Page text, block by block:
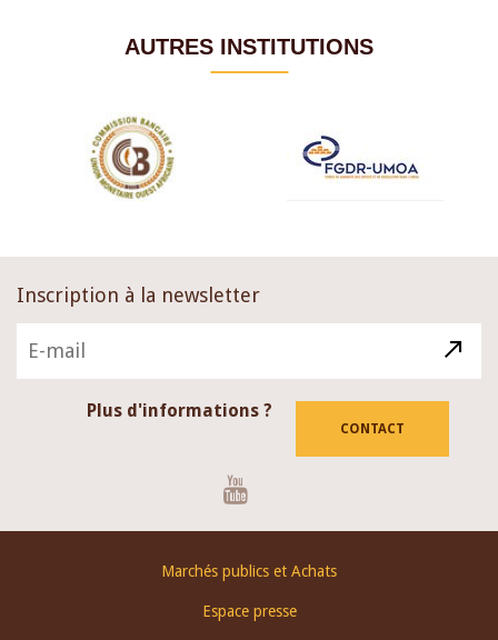
AUTRES INSTITUTIONS
Inscription à la newsletter
Plus d'informations ?
CONTACT
Marchés publics et Achats
Espace presse